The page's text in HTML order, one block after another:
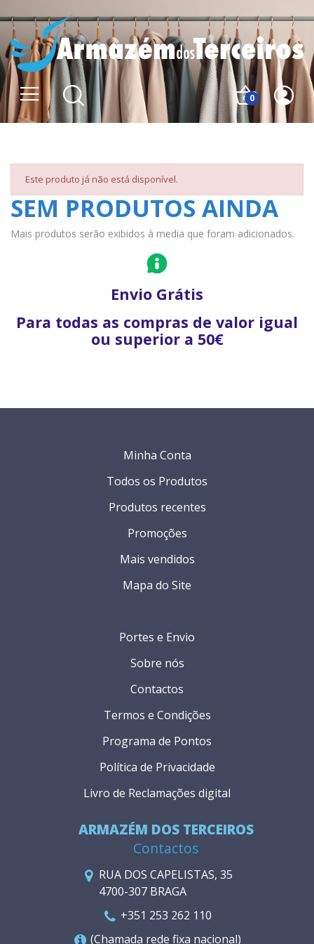
0
Este produto já não está disponível.
SEM PRODUTOS AINDA
Mais produtos serão exibidos à media que foram adicionados.
Envio Grátis
Para todas as compras de valor igual
ou superior a 50€
ARMAZÉM DOS TERCEIROS
Contactos
RUA DOS CAPELISTAS, 35
4700-307 BRAGA
+351 253 262 110
(Chamada rede fixa nacional)
Portes e Envio
Sobre nós
Contactos
Termos e Condições
Programa de Pontos
Política de Privacidade
Livro de Reclamações digital
Minha Conta
Todos os Produtos
Produtos recentes
Promoções
Mais vendidos
Mapa do Site